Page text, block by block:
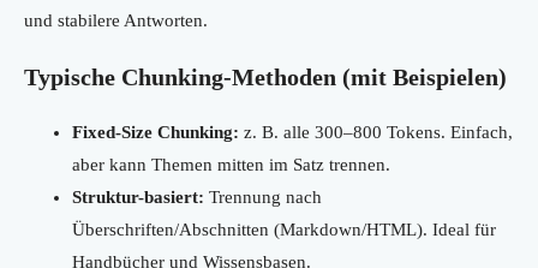
und stabilere Antworten.
Typische Chunking-Methoden (mit Beispielen)
Fixed-Size Chunking: z. B. alle 300–800 Tokens. Einfach,
aber kann Themen mitten im Satz trennen.
Struktur-basiert: Trennung nach
Überschriften/Abschnitten (Markdown/HTML). Ideal für
Handbücher und Wissensbasen.